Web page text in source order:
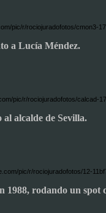
a Lucía Méndez.
al alcalde de Sevilla.
1988, rodando un spot